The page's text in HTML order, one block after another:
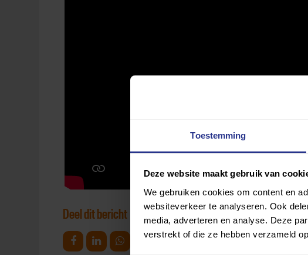
Toestemming
Deze website maakt gebruik van
We gebruiken cookies om content en
websiteverkeer te analyseren. Ook
media, adverteren en analyse. Deze
verstrekt of die ze hebben verzameld
Deel dit bericht
Deel op Facebook
Deel op LinkedinDeel op Whatsapp